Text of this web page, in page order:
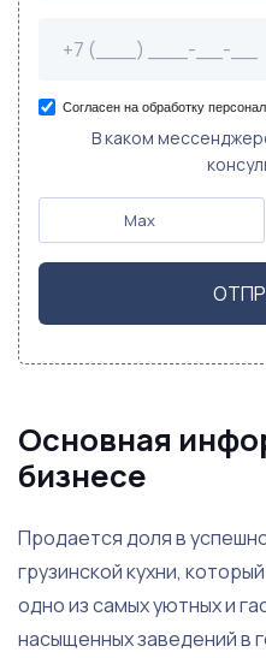
Согласен на обработку
В каком
Max
Основная
бизнесе
Продается доля в
грузинской кухни,
одно из самых уютных и
насыщенных заведений в